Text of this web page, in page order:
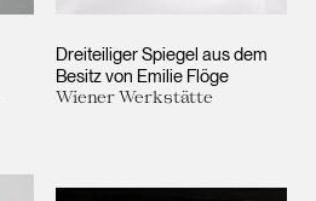
Dreiteiliger Spiegel aus dem
Besitz von Emilie Flöge
Wiener Werkstätte